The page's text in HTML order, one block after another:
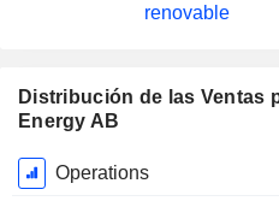
Distribución de las Ventas
Energy AB
Período
fiscal:
Operations
renovable